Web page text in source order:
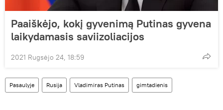
Paaiškėjo, kokį gyvenimą Putinas gyvena
laikydamasis saviizoliacijos
2021 Rugsėjo 24, 18:59
Pasaulyje Rusija Vladimiras Putinas gimtadienis